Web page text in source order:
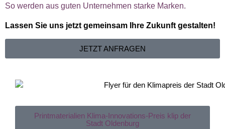
So werden aus guten Unternehmen starke Marken.
Lassen Sie uns jetzt gemeinsam Ihre Zukunft gestalten!
JETZT ANFRAGEN
Printmaterialien Klima-Innovations-Preis klip der
Stadt Oldenburg